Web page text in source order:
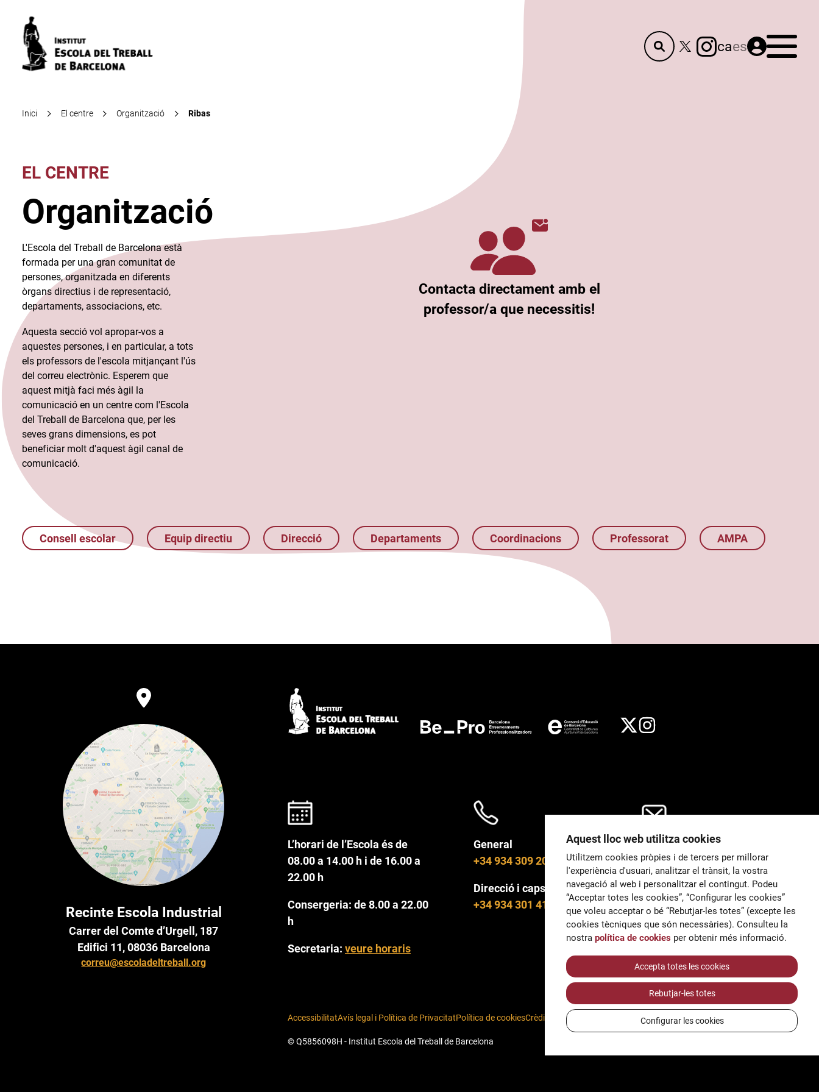
caes Menú
Inici El centre Organització Ribas
EL CENTRE
Organització
L'Escola del Treball de Barcelona està
formada per una gran comunitat de
persones, organitzada en diferents
òrgans directius i de representació,
departaments, associacions, etc.​
Aquesta secció vol apropar-vos a
aquestes persones, i en particular, a tots
els professors de l'escola mitjançant l'ús
del correu electrònic. Esperem que
aquest mitjà faci més àgil la
comunicació en un centre com l'Escola
del Treball de Barcelona que, per les
seves grans dimensions, es pot
beneficiar molt d'aquest àgil canal de
comunicació.​
Contacta directament amb el
professor/a que necessitis!
Consell escolar Equip directiu Direcció Departaments Coordinacions Professorat AMPA
Recinte Escola Industrial
Carrer del Comte d’Urgell, 187
Edifici 11, 08036 Barcelona
correu@escoladeltreball.org
L’horari de l’Escola és de
08.00 a 14.00 h i de 16.00 a
22.00 h
Consergeria: de 8.00 a 22.00
h
Secretaria: veure horaris
General
+34 934 309 200
Direcció i caps d’estudis
+34 934 301 415
General
correu@escoladeltreball.org
Informació
informacio@escoladeltreball.o
rg
AccessibilitatAvís legal i Política de PrivacitatPolítica de cookiesCrèdits
© Q5856098H - Institut Escola del Treball de Barcelona
Aquest lloc web utilitza cookies
Utilitzem cookies pròpies i de tercers per millorar
l'experiència d'usuari, analitzar el trànsit, la vostra
navegació al web i personalitzar el contingut. Podeu
“Acceptar totes les cookies”, “Configurar les cookies”
que voleu acceptar o bé “Rebutjar-les totes” (excepte les
cookies tècniques que són necessàries). Consulteu la
nostra política de cookies per obtenir més informació.
Accepta totes les cookies
Rebutjar-les totes
Configurar les cookies